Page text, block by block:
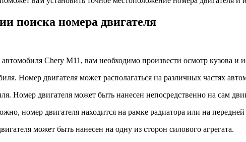
поиска номера двигателя
Chery M11, вам необходимо произвести осмотр кузова и
Номер двигателя может располагаться на различных частях
Номер двигателя может быть нанесен непосредственно на сам
номер двигателя находится на рамке радиатора или на передней
может быть нанесен на одну из сторон силового агрегата.